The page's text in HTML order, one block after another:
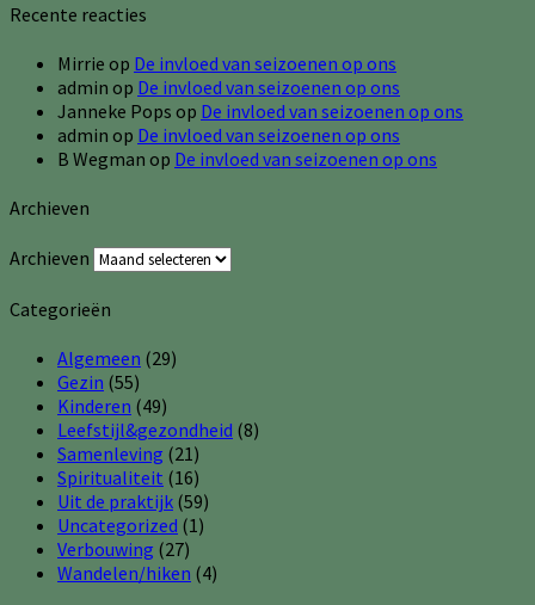
Recente reacties
Mirrie op De invloed van seizoenen op ons
admin op De invloed van seizoenen op ons
Janneke Pops op De invloed van seizoenen op ons
admin op De invloed van seizoenen op ons
B Wegman op De invloed van seizoenen op ons
Archieven
Archieven
Categorieën
Algemeen (29)
Gezin (55)
Kinderen (49)
Leefstijl&gezondheid (8)
Samenleving (21)
Spiritualiteit (16)
Uit de praktijk (59)
Uncategorized (1)
Verbouwing (27)
Wandelen/hiken (4)